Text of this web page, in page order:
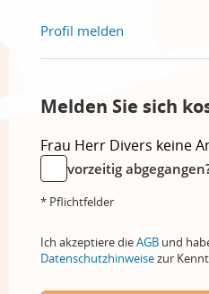
Profil melden
Melden Sie sich
Frau Herr Divers keine
vorzeitig
* Pflichtfelder
Ich akzeptiere dieAGB und
Datenschutzhinweisezur